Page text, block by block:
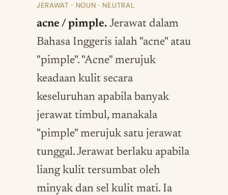
JERAWAT · NOUN · NEUTRAL
acne / pimple. Jerawat dalam
Bahasa Inggeris ialah "acne" atau
"pimple". "Acne" merujuk
keadaan kulit secara
keseluruhan apabila banyak
jerawat timbul, manakala
"pimple" merujuk satu jerawat
tunggal. Jerawat berlaku apabila
liang kulit tersumbat oleh
minyak dan sel kulit mati. Ia